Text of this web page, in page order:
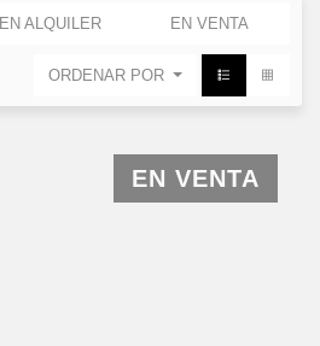
EN ALQUILER EN VENTA
ORDENAR POR
EN VENTA